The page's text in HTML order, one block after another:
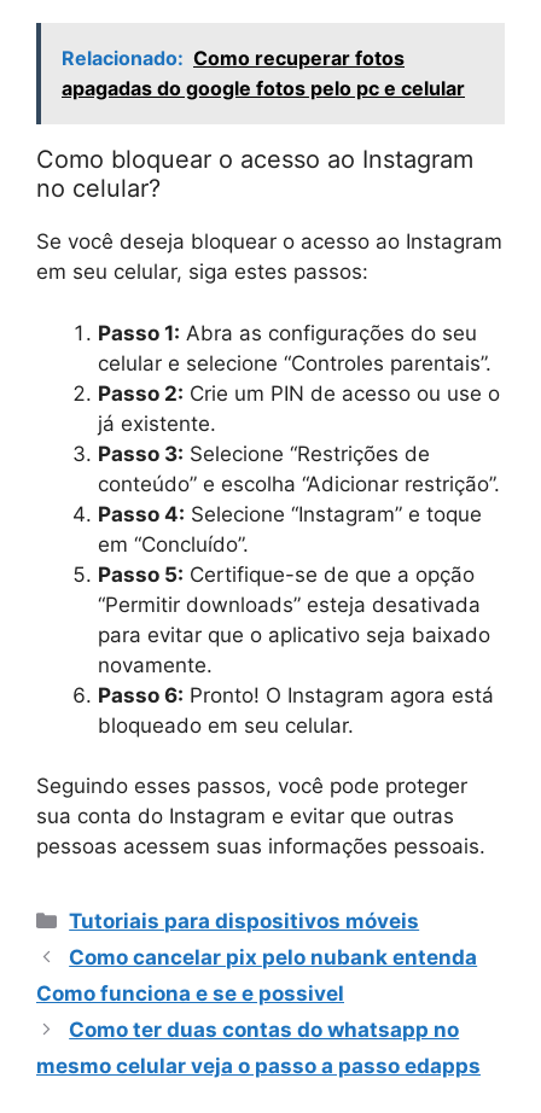
Relacionado: Como recuperar fotos
apagadas do google fotos pelo pc e celular
Como bloquear o acesso ao Instagram
no celular?
Se você deseja bloquear o acesso ao Instagram
em seu celular, siga estes passos:
Passo 1: Abra as configurações do seu
celular e selecione “Controles parentais”.
Passo 2: Crie um PIN de acesso ou use o
já existente.
Passo 3: Selecione “Restrições de
conteúdo” e escolha “Adicionar restrição”.
Passo 4: Selecione “Instagram” e toque
em “Concluído”.
Passo 5: Certifique-se de que a opção
“Permitir downloads” esteja desativada
para evitar que o aplicativo seja baixado
novamente.
Passo 6: Pronto! O Instagram agora está
bloqueado em seu celular.
Seguindo esses passos, você pode proteger
sua conta do Instagram e evitar que outras
pessoas acessem suas informações pessoais.
Categorias
Tutoriais para dispositivos móveis
Como cancelar pix pelo nubank entenda
Como funciona e se e possivel
Como ter duas contas do whatsapp no
mesmo celular veja o passo a passo edapps